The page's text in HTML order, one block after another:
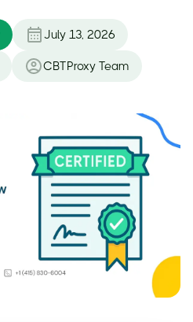
July 13, 2026
CBTProxy Team